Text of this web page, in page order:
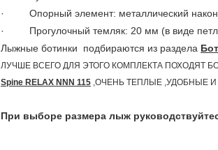
· Опорный элемент: металлический
· Прогулочный темляк: 20 мм (в виде
Лыжные ботинки подбираются из раздела
ЛУЧШЕ ВСЕГО ДЛЯ ЭТОГО КОМПЛЕКТА ПОХОДЯТ
Spine RELAX NNN 115 ,ОЧЕНЬ ТЕПЛЫЕ ,УДОБНЫЕ
При выборе размера лыж